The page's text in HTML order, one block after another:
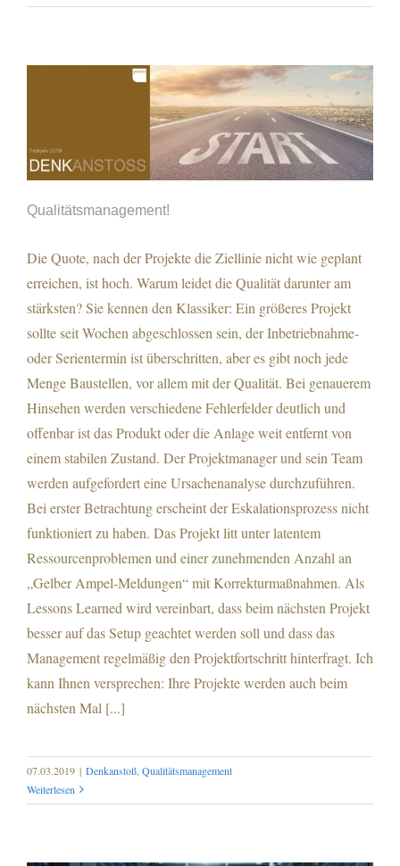
Qualitätsmanagement!
Die Quote, nach der Projekte die Ziellinie nicht wie geplant
erreichen, ist hoch. Warum leidet die Qualität darunter am
stärksten? Sie kennen den Klassiker: Ein größeres Projekt
sollte seit Wochen abgeschlossen sein, der Inbetriebnahme-
oder Serientermin ist überschritten, aber es gibt noch jede
Menge Baustellen, vor allem mit der Qualität. Bei genauerem
Hinsehen werden verschiedene Fehlerfelder deutlich und
offenbar ist das Produkt oder die Anlage weit entfernt von
einem stabilen Zustand. Der Projektmanager und sein Team
werden aufgefordert eine Ursachenanalyse durchzuführen.
Bei erster Betrachtung erscheint der Eskalationsprozess nicht
funktioniert zu haben. Das Projekt litt unter latentem
Ressourcenproblemen und einer zunehmenden Anzahl an
„Gelber Ampel-Meldungen“ mit Korrekturmaßnahmen. Als
Lessons Learned wird vereinbart, dass beim nächsten Projekt
besser auf das Setup geachtet werden soll und dass das
Management regelmäßig den Projektfortschritt hinterfragt. Ich
kann Ihnen versprechen: Ihre Projekte werden auch beim
nächsten Mal [...]
07.03.2019 | Denkanstoß Qualitätsmanagement
Weiterlesen